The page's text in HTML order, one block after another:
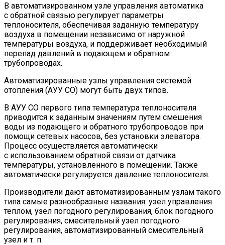
В автоматизированном узле управления автоматика
с обратной связью регулирует параметры
теплоносителя, обеспечивая заданную температуру
воздуха в помещении независимо от наружной
температуры воздуха, и поддерживает необходимый
перепад давлений в подающем и обратном
трубопроводах.
Автоматизированные узлы управления системой
отопления (АУУ СО) могут быть двух типов.
В АУУ СО первого типа температура теплоносителя
приводится к заданным значениям путем смешения
воды из подающего и обратного трубопроводов при
помощи сетевых насосов, без установки элеватора.
Процесс осуществляется автоматически
с использованием обратной связи от датчика
температуры, установленного в помещении. Также
автоматически регулируется давление теплоносителя.
Производители дают автоматизированным узлам такого
типа самые разнообразные названия: узел управления
теплом, узел погодного регулирования, блок погодного
регулирования, смесительный узел погодного
регулирования, автоматизированный смесительный
узел и т. п.